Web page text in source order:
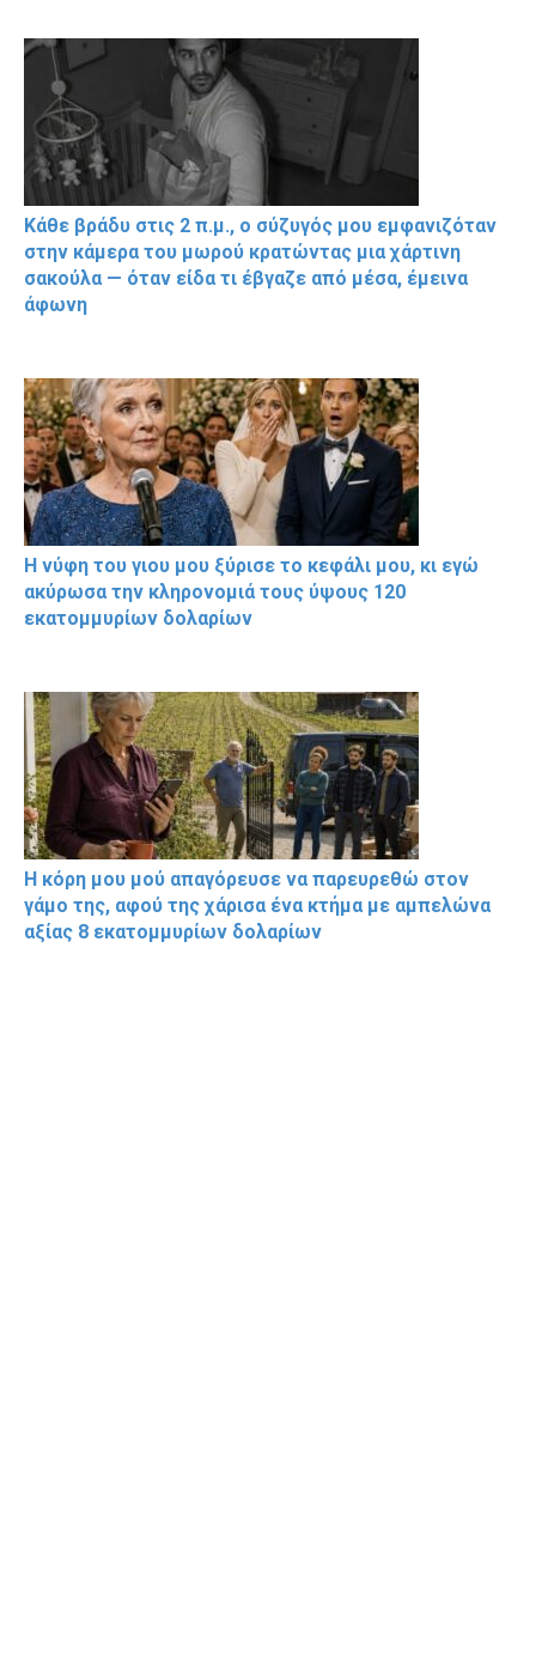
Κάθε βράδυ στις 2 π.μ., ο σύζυγός μου εμφανιζόταν
στην κάμερα του μωρού κρατώντας μια χάρτινη
σακούλα — όταν είδα τι έβγαζε από μέσα, έμεινα
άφωνη
Η νύφη του γιου μου ξύρισε το κεφάλι μου, κι εγώ
ακύρωσα την κληρονομιά τους ύψους 120
εκατομμυρίων δολαρίων
Η κόρη μου μού απαγόρευσε να παρευρεθώ στον
γάμο της, αφού της χάρισα ένα κτήμα με αμπελώνα
αξίας 8 εκατομμυρίων δολαρίων